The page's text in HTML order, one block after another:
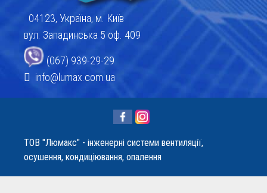
04123, Україна, м. Київ
вул. Западинська 5 оф. 409
(067) 939-29-29
info@lumax.com.ua
ТОВ "Люмакс" - інженерні системи вентиляції,
осушення, кондиціювання, опалення